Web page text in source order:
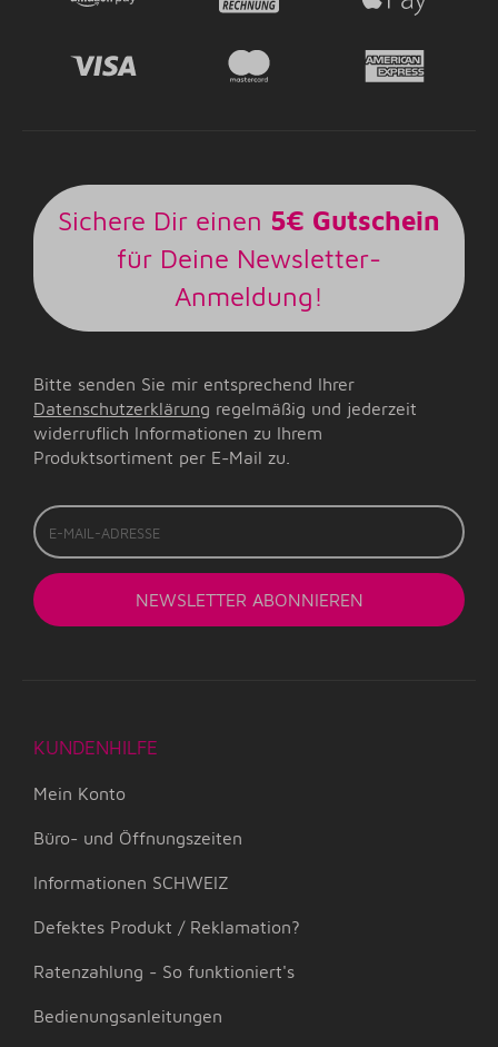
Sichere Dir einen 5€ Gutschein
für Deine Newsletter-
Anmeldung!
Bitte senden Sie mir entsprechend Ihrer
Datenschutzerklärung regelmäßig und jederzeit
widerruflich Informationen zu Ihrem
Produktsortiment per E-Mail zu.
E-
Mail-
Adresse
NEWSLETTER ABONNIEREN
KUNDENHILFE
Mein Konto
Büro- und Öffnungszeiten
Informationen SCHWEIZ
Defektes Produkt / Reklamation?
Ratenzahlung - So funktioniert's
Bedienungsanleitungen